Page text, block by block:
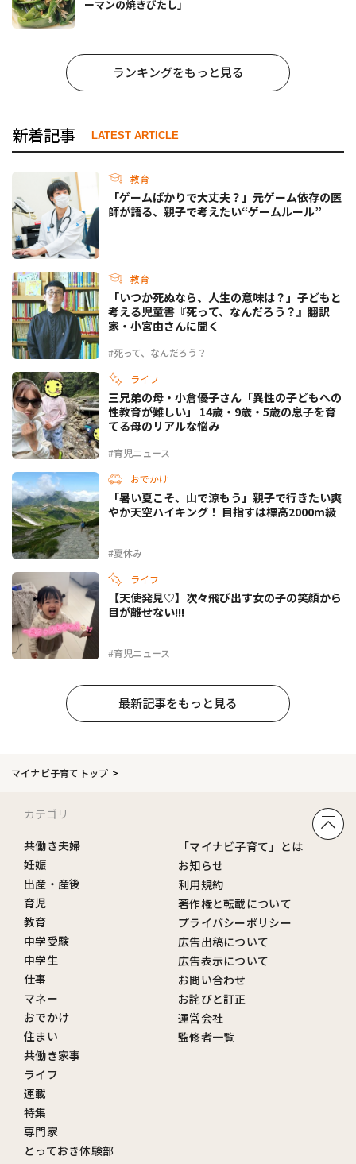
ーマンの焼きびたし」
ランキングをもっと見る
新着記事 LATEST ARTICLE
教育
「ゲームばかりで大丈夫？」元ゲーム依存の医
師が語る、親子で考えたい“ゲームルール”
教育
#死って、なんだろう？
「いつか死ぬなら、人生の意味は？」子どもと
考える児童書『死って、なんだろう？』翻訳
家・小宮由さんに聞く
ライフ
#育児ニュース
三兄弟の母・小倉優子さん「異性の子どもへの
性教育が難しい」 14歳・9歳・5歳の息子を育
てる母のリアルな悩み
おでかけ
#夏休み
「暑い夏こそ、山で涼もう」親子で行きたい爽
やか天空ハイキング！ 目指すは標高2000m級
ライフ
#育児ニュース
【天使発見♡】次々飛び出す女の子の笑顔から
目が離せない!!!
最新記事をもっと見る
マイナビ子育てトップ
カテゴリ
共働き夫婦
妊娠
出産・産後
育児
教育
中学受験
中学生
仕事
マネー
おでかけ
住まい
共働き家事
ライフ
連載
特集
専門家
とっておき体験部
「マイナビ子育て」とは
お知らせ
利用規約
著作権と転載について
プライバシーポリシー
広告出稿について
広告表示について
お問い合わせ
お詫びと訂正
運営会社
監修者一覧